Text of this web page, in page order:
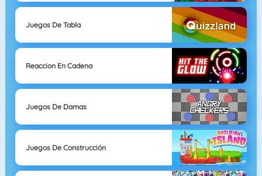
Juegos De Tabla
Reaccion En Cadena
Juegos De Damas
Juegos De Construcción